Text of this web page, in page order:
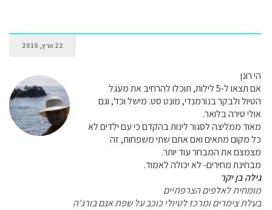
22 מרץ, 2010
הי רונן
אם תצאו ל-5 לילות, תוכלו להרחיב את מעגל
הטיול ולבקר בנורמנדי, מונט סט. מישל וכד', וגם
אולי טירה בלואר.
מאוד ממליצה לסגור לינות בהקדם כי עם ילדים לא
כל מקום מתאים ואם אתם שתי משפחות, זה
מצמצם את המבחר עוד יותר.
מבחינת מחירים- לא יכולה לאמוד.
גילה בן יקר
מומחית לאלפים הצרפתיים
בעלת צימרים ומרכז לטיולי כוכב על שפת אגם בורג'ה